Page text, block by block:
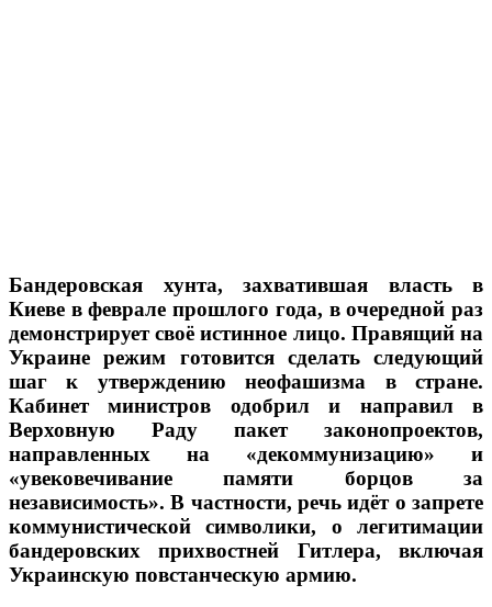
Бандеровская хунта, захватившая власть в
Киеве в феврале прошлого года, в очередной раз
демонстрирует своё истинное лицо. Правящий на
Украине режим готовится сделать следующий
шаг к утверждению неофашизма в стране.
Кабинет министров одобрил и направил в
Верховную Раду пакет законопроектов,
направленных на «декоммунизацию» и
«увековечивание памяти борцов за
независимость». В частности, речь идёт о запрете
коммунистической символики, о легитимации
бандеровских прихвостней Гитлера, включая
Украинскую повстанческую армию.